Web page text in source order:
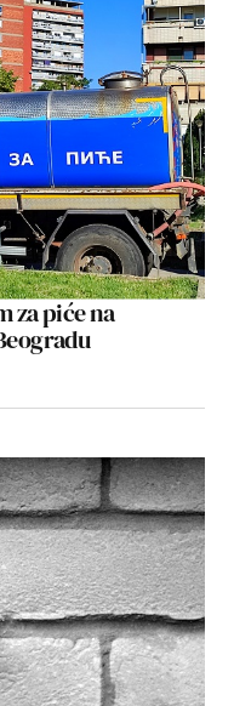
za piće na